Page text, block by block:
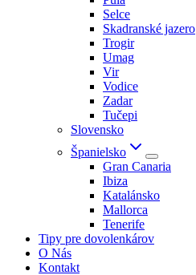
Selce
Skadranské jazero
Trogir
Umag
Vir
Vodice
Zadar
Tučepi
Slovensko
Španielsko
Gran Canaria
Ibiza
Katalánsko
Mallorca
Tenerife
Tipy pre dovolenkárov
O Nás
Kontakt